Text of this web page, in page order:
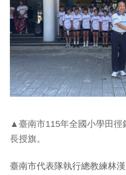
▲臺南市115年全國小學田徑
長授旗。
臺南市代表隊執行總教練林